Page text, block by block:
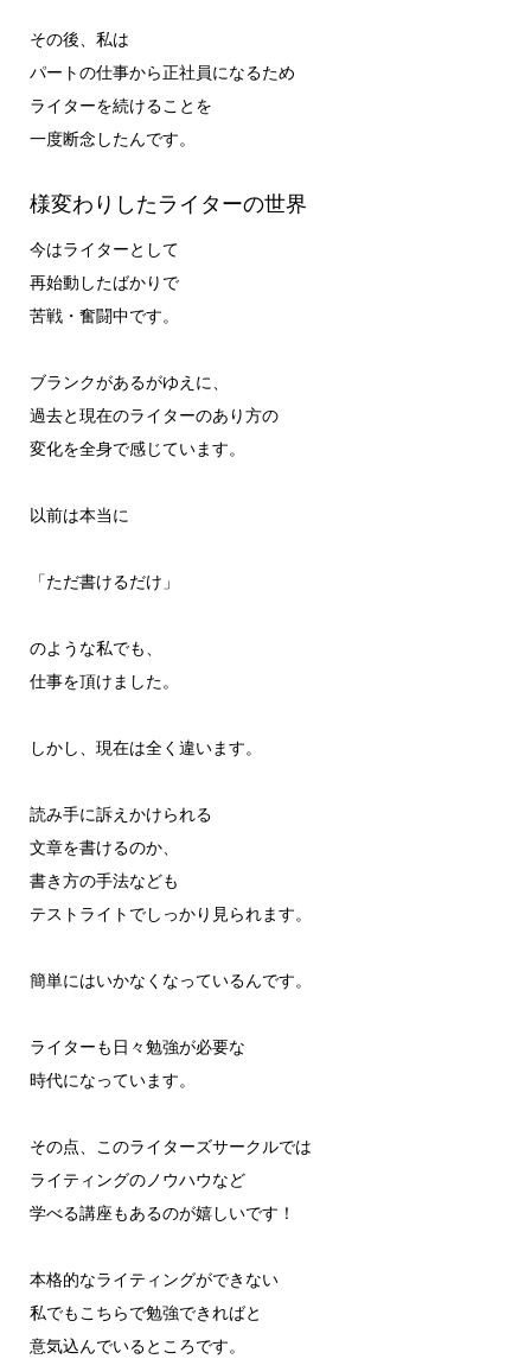
その後、私は
パートの仕事から正社員になるため
ライターを続けることを
一度断念したんです。
様変わりしたライターの世界
今はライターとして
再始動したばかりで
苦戦・奮闘中です。
ブランクがあるがゆえに、
過去と現在のライターのあり方の
変化を全身で感じています。
以前は本当に
「ただ書けるだけ」
のような私でも、
仕事を頂けました。
しかし、現在は全く違います。
読み手に訴えかけられる
文章を書けるのか、
書き方の手法なども
テストライトでしっかり見られます。
簡単にはいかなくなっているんです。
ライターも日々勉強が必要な
時代になっています。
その点、このライターズサークルでは
ライティングのノウハウなど
学べる講座もあるのが嬉しいです！
本格的なライティングができない
私でもこちらで勉強できればと
意気込んでいるところです。